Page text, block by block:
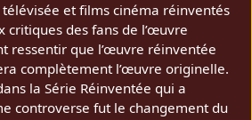
et films cinéma réinventés
critiques des fans de l’œuvre
ressentir que l’œuvre réinventée
complètement l’œuvre originelle.
la Série Réinventée qui a
controverse fut le changement du